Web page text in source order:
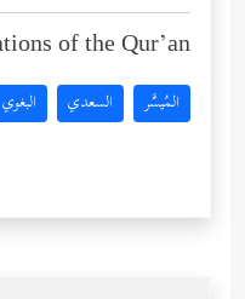
of the Qur’an:
المُيسَّر السعدي البغوي